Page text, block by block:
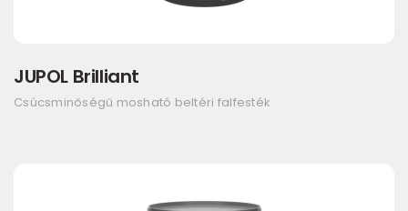
JUPOL Brilliant
Csúcsminőségű mosható beltéri falfesték